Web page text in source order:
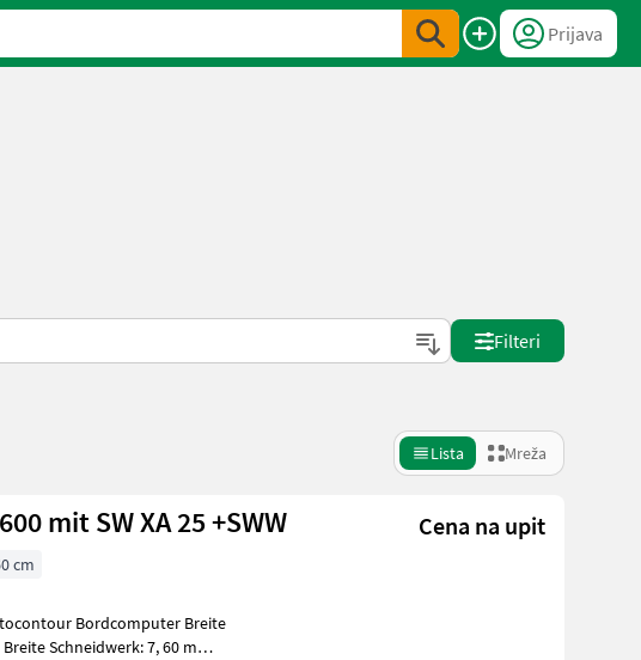
Prijava
Filteri
Lista Mreža
mit SW XA 25 +SWW Cena na upit
cm
Schneidwerk: 7, 60 m